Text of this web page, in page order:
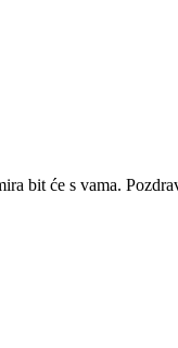
bit će s vama.